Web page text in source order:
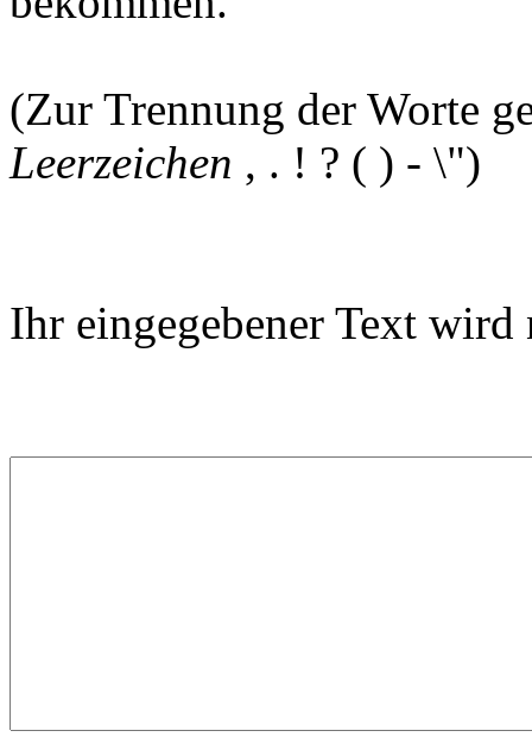
(Zur Trennung der Worte
Leerzeichen , . ! ? ( ) - \")
Ihr eingegebener Text